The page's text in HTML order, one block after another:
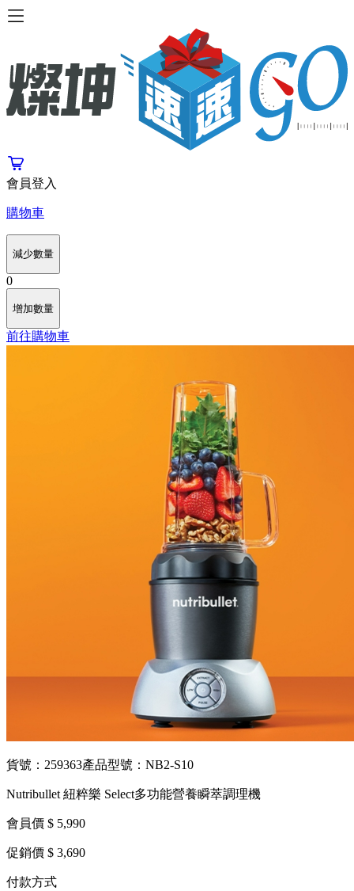
會員登入
購物車
減少數量
0
增加數量
前往購物車
貨號：259363產品型號：NB2-S10
Nutribullet 紐粹樂 Select多功能營養瞬萃調理機
會員價 $ 5,990
促銷價 $ 3,690
付款方式